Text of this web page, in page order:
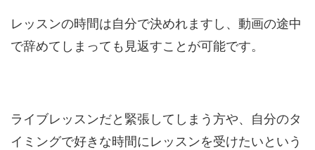
レッスンの時間は自分で決めれますし、動画の途中
で辞めてしまっても見返すことが可能です。
ライブレッスンだと緊張してしまう方や、自分のタ
イミングで好きな時間にレッスンを受けたいという